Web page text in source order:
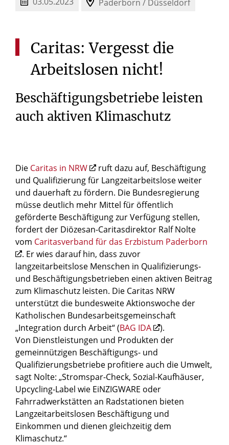
Paderborn / Düsseldorf
Caritas: Vergesst die
Arbeitslosen nicht!
Beschäftigungsbetriebe leisten
auch aktiven Klimaschutz
Die Caritas in NRW
ruft dazu auf, Beschäftigung
und Qualifizierung für Langzeitarbeitslose weiter
und dauerhaft zu fördern. Die Bundesregierung
müsse deutlich mehr Mittel für öffentlich
geförderte Beschäftigung zur Verfügung stellen,
fordert der Diözesan-Caritasdirektor Ralf Nolte
vom Caritasverband für das Erzbistum Paderborn
. Er wies darauf hin, dass zuvor
langzeitarbeitslose Menschen in Qualifizierungs-
und Beschäftigungsbetrieben einen aktiven Beitrag
zum Klimaschutz leisten. Die Caritas NRW
unterstützt die bundesweite Aktionswoche der
Katholischen Bundesarbeitsgemeinschaft
„Integration durch Arbeit“ (BAG IDA
).
Von Dienstleistungen und Produkten der
gemeinnützigen Beschäftigungs- und
Qualifizierungsbetriebe profitiere auch die Umwelt,
sagt Nolte: „Stromspar-Check, Sozial-Kaufhäuser,
Upcycling-Label wie EiNZIGWARE oder
Fahrradwerkstätten an Radstationen bieten
Langzeitarbeitslosen Beschäftigung und
Einkommen und dienen gleichzeitig dem
Klimaschutz.“